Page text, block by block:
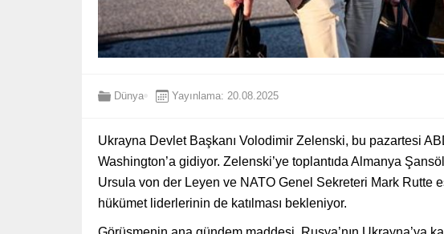
Dünya Yayınlama: 20.08.2025
Ukrayna Devlet Başkanı Volodimir Zelenski, bu pazartesi
Washington’a gidiyor. Zelenski’ye toplantıda Almanya
Ursula von der Leyen ve NATO Genel Sekreteri Mark Rutte
hükümet liderlerinin de katılması bekleniyor.